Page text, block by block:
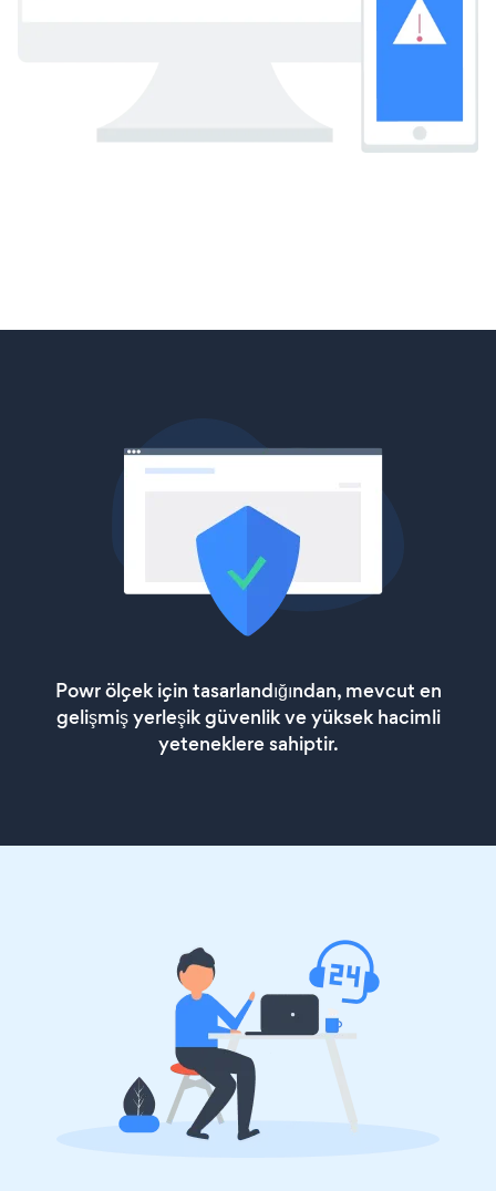
Powr ölçek için tasarlandığından, mevcut en
gelişmiş yerleşik güvenlik ve yüksek hacimli
yeteneklere sahiptir.